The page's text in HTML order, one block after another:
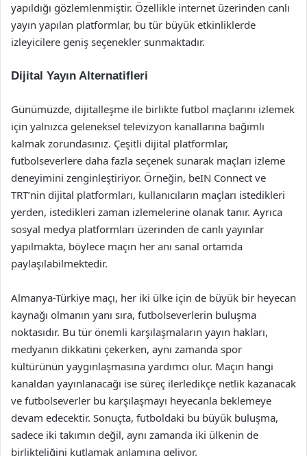
yapıldığı gözlemlenmiştir. Özellikle internet üzerinden canlı
yayın yapılan platformlar, bu tür büyük etkinliklerde
izleyicilere geniş seçenekler sunmaktadır.
Dijital Yayın Alternatifleri
Günümüzde, dijitalleşme ile birlikte futbol maçlarını izlemek
için yalnızca geleneksel televizyon kanallarına bağımlı
kalmak zorundasınız. Çeşitli dijital platformlar,
futbolseverlere daha fazla seçenek sunarak maçları izleme
deneyimini zenginleştiriyor. Örneğin, beIN Connect ve
TRT’nin dijital platformları, kullanıcıların maçları istedikleri
yerden, istedikleri zaman izlemelerine olanak tanır. Ayrıca
sosyal medya platformları üzerinden de canlı yayınlar
yapılmakta, böylece maçın her anı sanal ortamda
paylaşılabilmektedir.
Almanya-Türkiye maçı, her iki ülke için de büyük bir heyecan
kaynağı olmanın yanı sıra, futbolseverlerin buluşma
noktasıdır. Bu tür önemli karşılaşmaların yayın hakları,
medyanın dikkatini çekerken, aynı zamanda spor
kültürünün yaygınlaşmasına yardımcı olur. Maçın hangi
kanaldan yayınlanacağı ise süreç ilerledikçe netlik kazanacak
ve futbolseverler bu karşılaşmayı heyecanla beklemeye
devam edecektir. Sonuçta, futboldaki bu büyük buluşma,
sadece iki takımın değil, aynı zamanda iki ülkenin de
birlikteliğini kutlamak anlamına geliyor.